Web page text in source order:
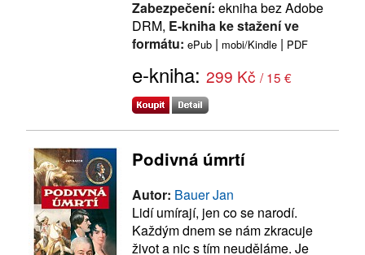
Zabezpečení: ekniha bez Adobe
DRM, E-kniha ke stažení ve
formátu: ePub | mobi/Kindle | PDF
e-kniha: 299 Kč / 15 €
Podivná úmrtí
Autor: Bauer Jan
Lidí umírají, jen co se narodí.
Každým dnem se nám zkracuje
život a nic s tím neuděláme. Je